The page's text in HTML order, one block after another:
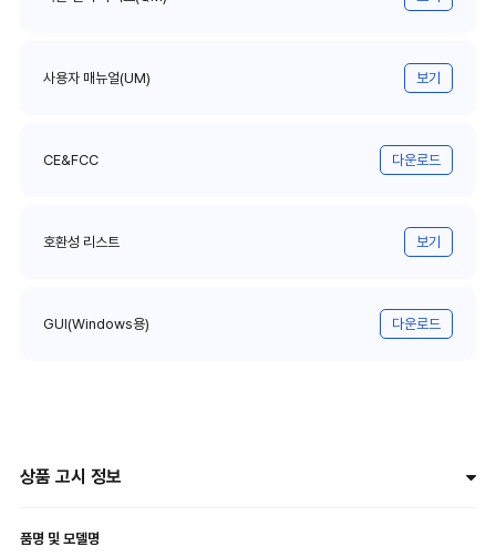
사용자 매뉴얼(UM) 보기
CE&FCC 다운로드
호환성 리스트 보기
GUI(Windows용) 다운로드
상품 고시 정보
품명 및 모델명